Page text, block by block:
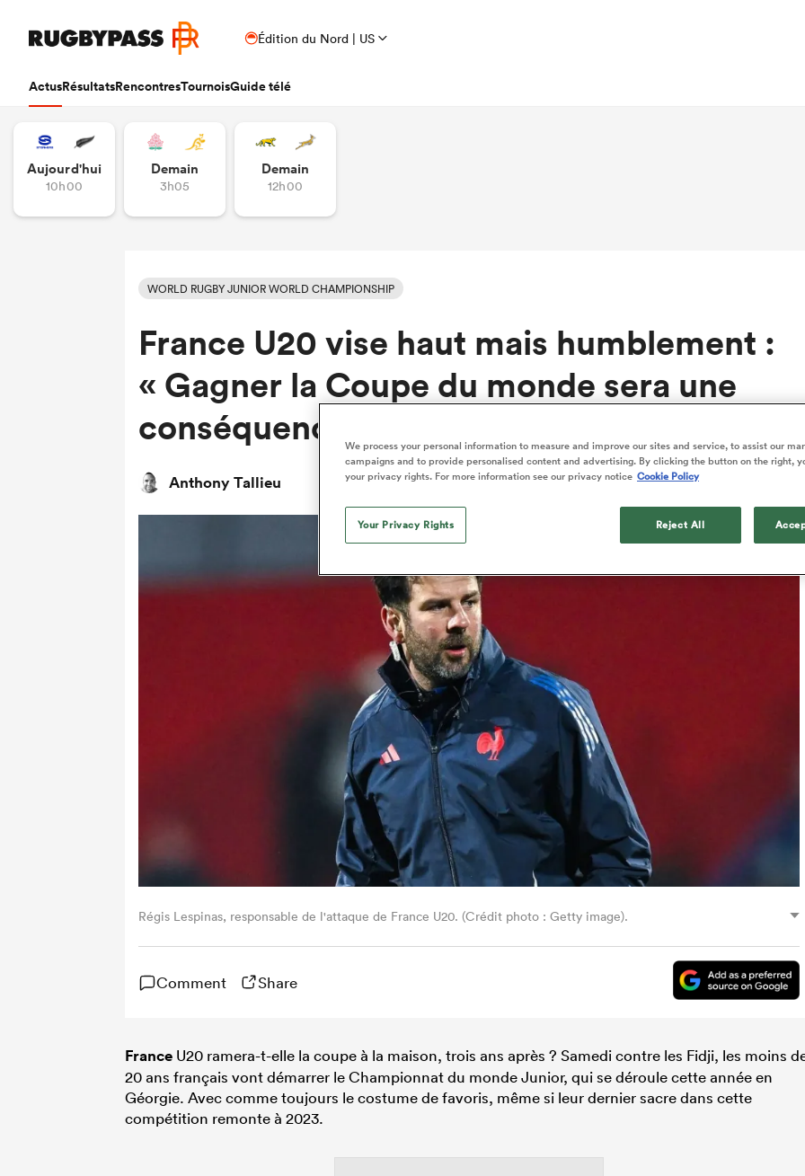
Édition du Nord | US
ActusRésultatsRencontresTournoisGuide télé
Aujourd'hui
10h00
Demain
3h05
Demain
12h00
WORLD RUGBY JUNIOR WORLD CHAMPIONSHIP
France U20 vise haut mais humblement :
« Gagner la Coupe du monde sera une
conséquence »
Anthony Tallieu Published: 26 Juin 2026 09:40 PDT
Régis Lespinas, responsable de l'attaque de France U20. (Crédit photo : Getty image).
Comment Share
France U20 ramera-t-elle la coupe à la maison, trois ans après ? Samedi contre les Fidji, les moins
20 ans français vont démarrer le Championnat du monde Junior, qui se déroule cette année en
Géorgie. Avec comme toujours le costume de favoris, même si leur dernier sacre dans cette
compétition remonte à 2023.
We process your personal information to measure and improve our sites and service, to assist our
campaigns and to provide personalised content and advertising. By clicking the button on the right,
your privacy rights. For more information see our privacy notice Cookie Policy
Your Privacy Rights Reject All